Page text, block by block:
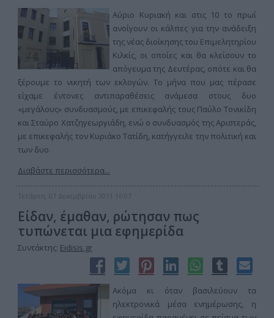
Αύριο Κυριακή και στις 10 το πρωί
ανοίγουν οι κάλπες για την ανάδειξη
της νέας διοίκησης του Επιμελητηρίου
Κιλκίς, οι οποίες και θα κλείσουν το
απόγευμα της Δευτέρας, οπότε και θα
ξέρουμε το νικητή των εκλογών. Το μήνα που μας πέρασε
είχαμε έντονες αντιπαραθέσεις ανάμεσα στους δυο
«μεγάλους» συνδυασμούς, με επικεφαλής τους Παύλο Τονικίδη
και Σταύρο Χατζηγεωργιάδη, ενώ ο συνδυασμός της Αριστεράς,
με επικεφαλής τον Κυριάκο Τατίδη, κατήγγειλε την πολιτική και
των δυο.
Διαβάστε περισσότερα...
Τετάρτη, 07 Δεκεμβρίου 2011 16:07
Είδαν, έμαθαν, ρώτησαν πως
τυπώνεται μια εφημερίδα
Συντάκτης: Eidisis.gr
Ακόμα κι όταν βασιλεύουν τα
ηλεκτρονικά μέσα ενημέρωσης, η